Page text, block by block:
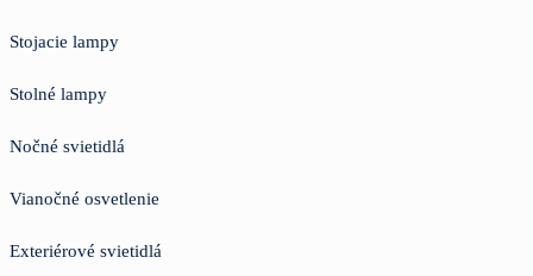
Stojacie lampy
Stolné lampy
Nočné svietidlá
Vianočné osvetlenie
Exteriérové svietidlá